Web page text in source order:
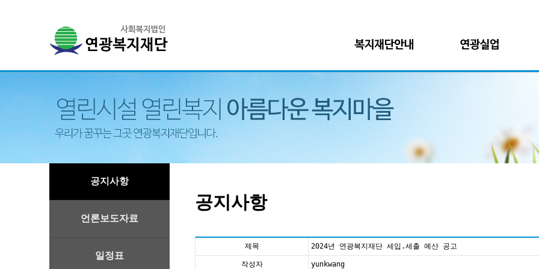
공지사항
언론보도자료
일정표
공지사항
제목 2024년 연광복지재단 세입.세출 예산 공고
작성자 yunkwang